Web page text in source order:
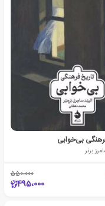
بی‌خوابی
برنر
550،000
495،000